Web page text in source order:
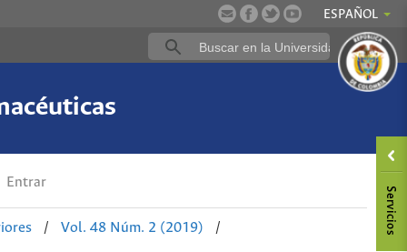
ESPAÑOL
Entrar
/ Vol. 48 Núm. 2 (2019)
/